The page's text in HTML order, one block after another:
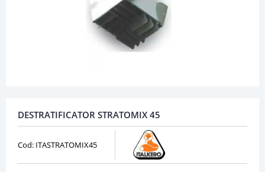
DESTRATIFICATOR STRATOMIX 45
Cod: ITASTRATOMIX45